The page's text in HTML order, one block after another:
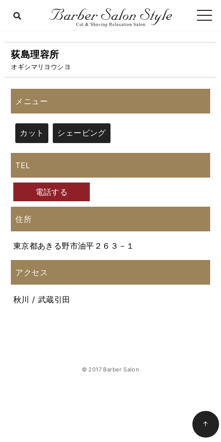
荻島理容所
オギシマリヨウシヨ
メニュー
カット シェービング
TEL
電話する
住所
東京都あきる野市油平２６３－１
アクセス
秋川 / 武蔵引田
© 2017 Barber Salon
↑